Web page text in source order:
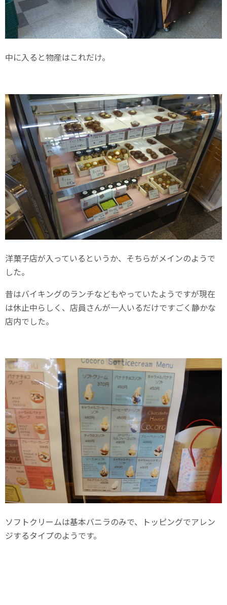
中に入ると物産はこれだけ。
洋菓子店が入っているというか、そちらがメインのようで
した。
昔はバイキングのランチなどもやっていたようですが現在
は休止中らしく、店員さんが一人いるだけですごく静かな
店内でした。
ソフトクリームは基本バニラのみで、トッピングでアレン
ジするタイプのようです。